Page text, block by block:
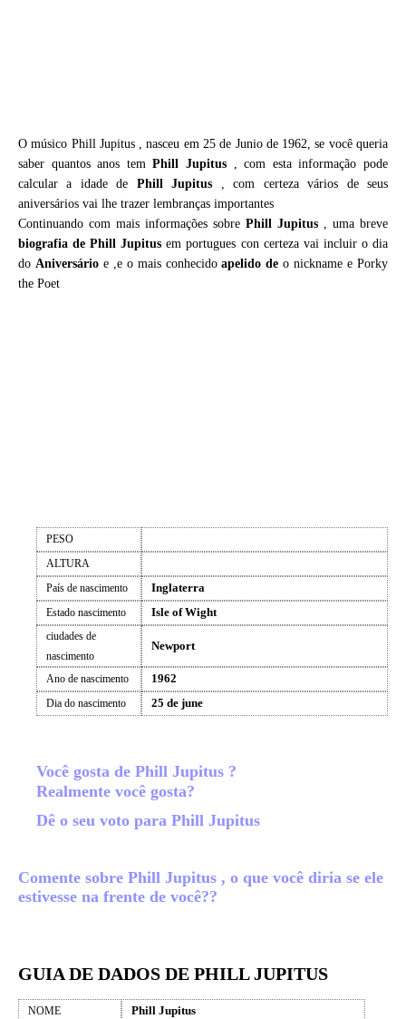
O músico Phill Jupitus , nasceu em 25 de Junio de 1962, se você queria
saber quantos anos temPhill Jupitus , com esta informação pode
calcular a idade de Phill Jupitus , com certeza vários de seus
aniversários vai lhe trazer lembranças importantes
Continuando com mais informações sobre Phill Jupitus , uma breve
biografia dePhill Jupitusem portugues con certeza vai incluir o dia
do Aniversário e ,e o mais conhecidoapelido deo nickname e Porky
the Poet
PESO
ALTURA
País de nascimento
Inglaterra
Estado nascimento Isle of Wight
ciudades de
nascimento
Newport
Ano de nascimento 1962
Dia do nascimento 25 de june
Você gosta de Phill Jupitus ?
Realmente você gosta?
Dê o seu voto para Phill Jupitus
Comente sobre Phill Jupitus , o que você diria se ele
estivesse na frente de você??
GUIA DE DADOS DE PHILL JUPITUS
NOME Phill Jupitus